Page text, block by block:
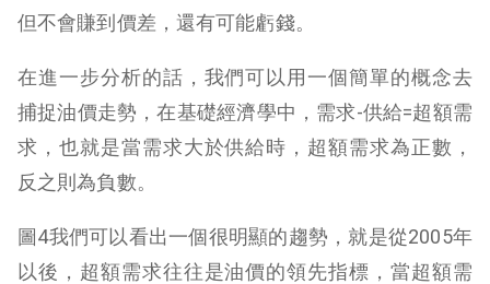
但不會賺到價差，還有可能虧錢。
在進一步分析的話，我們可以用一個簡單的概念去
捕捉油價走勢，在基礎經濟學中，需求-供給=超額需
求，也就是當需求大於供給時，超額需求為正數，
反之則為負數。
圖4我們可以看出一個很明顯的趨勢，就是從2005年
以後，超額需求往往是油價的領先指標，當超額需